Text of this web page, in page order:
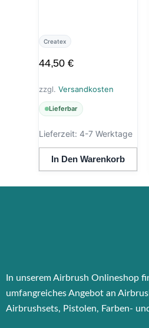
Createx
44,50 €
zzgl. Versandkosten
Lieferbar
Lieferzeit: 4-7 Werktage
In Den Warenkorb
In unserem Airbrush Onlineshop
umfangreiches Angebot an
Airbrushsets, Pistolen, Farben-